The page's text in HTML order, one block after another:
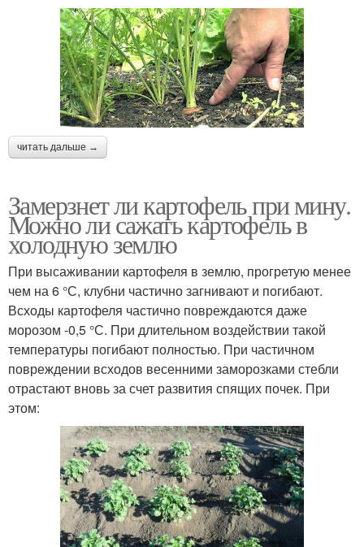
читать дальше →
Замерзнет ли картофель при мину.
Можно ли сажать картофель в
холодную землю
При высаживании картофеля в землю, прогретую менее
чем на 6 °С, клубни частично загнивают и погибают.
Всходы картофеля частично повреждаются даже
морозом -0,5 °С. При длительном воздействии такой
температуры погибают полностью. При частичном
повреждении всходов весенними заморозками стебли
отрастают вновь за счет развития спящих почек. При
этом: